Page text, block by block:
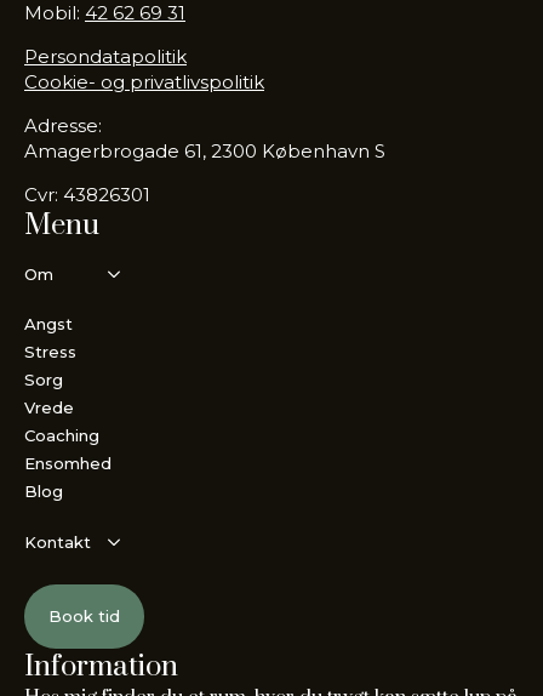
Mobil: 42 62 69 31
Persondatapolitik
Cookie- og privatlivspolitik
Adresse:
Amagerbrogade 61, 2300 København S
Cvr: 43826301
Menu
Om
Angst
Stress
Sorg
Vrede
Coaching
Ensomhed
Blog
Kontakt
Book tid
Information